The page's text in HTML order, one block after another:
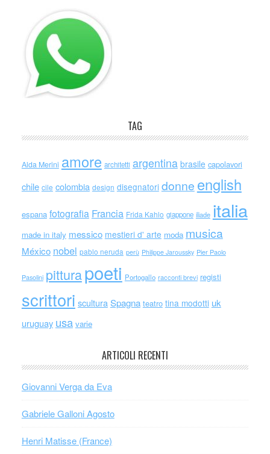
TAG
Alda Merini amore architetti argentina brasile capolavori
chile cile colombia design disegnatori donne english
espana fotografia Francia Frida Kahlo giappone iliade italia
made in italy messico mestieri d' arte moda musica
México nobel pablo neruda perù Philippe Jaroussky Pier Paolo
Pasolini pitturapoeti Portogallo racconti brevi registi
scrittori scultura Spagna teatro tina modotti uk
uruguay usa varie
ARTICOLI RECENTI
Giovanni Verga da Eva
Gabriele Galloni Agosto
Henri Matisse (France)